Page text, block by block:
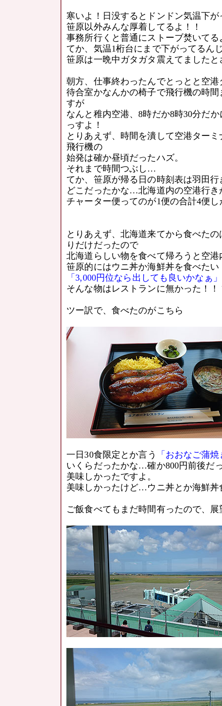
寒いよ！日没するとドンドン気温下
笹原以外みんな厚着してるよ！！
事務所行くと普通にストーブ焚いてる
てか、気温1桁台にまで下がってるん
笹原は一晩中ガタガタ震えてましたと
朝方、仕事終わったんでとっとと空
待合室かなんかの椅子で飛行機の時
すが
なんと稚内空港、8時だか8時30分だ
っすよ！
とりあえず、時間を潰して空港ター
飛行機の
始発は確か昼頃だったハズ。
それまで時間つぶし…
てか、笹原が帰る日の時刻表は羽田行
どこだったかな…北海道内の空港行き
チャーター便ってのが1便の合計4便
とりあえず、北海道来てから食べた
りだけだったので
北海道らしい物を食べて帰ろうと空
笹原的にはウニ丼か海鮮丼を食べたい
「3,000円位なら出しても良いかなぁ」
そんな物はレストランに無かった！！
ツー訳で、食べたのがこちら
一日30食限定とか言う
「おおなご蒲
いくらだったかな…確か800円前後だ
美味しかったですよ。
美味しかったけど…ウニ丼とか海鮮
ご飯食べてもまだ時間有ったので、